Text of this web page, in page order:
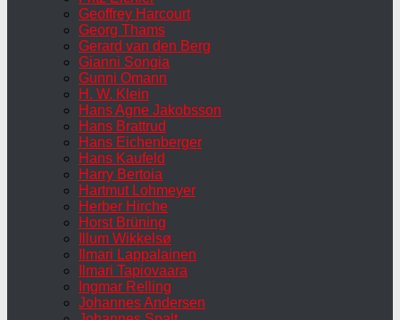
Geoffrey Harcourt
Georg Thams
Gerard van den Berg
Gianni Songia
Gunni Omann
H. W. Klein
Hans Agne Jakobsson
Hans Brattrud
Hans Eichenberger
Hans Kaufeld
Harry Bertoia
Hartmut Lohmeyer
Herber Hirche
Horst Brüning
Illum Wikkelsø
Ilmari Lappalainen
Ilmari Tapiovaara
Ingmar Relling
Johannes Andersen